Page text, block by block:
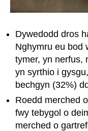
Dywedodd dros
Nghymru eu bod
tymer, yn nerfus,
yn syrthio i
bechgyn (32%)
Roedd merched
fwy tebygol o
merched o